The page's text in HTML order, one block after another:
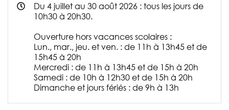
Du 4 juillet au 30 août 2026 : tous les jours de
10h30 à 20h30.
Ouverture hors vacances scolaires :
Lun., mar., jeu. et ven. : de 11h à 13h45 et de
15h45 à 20h
Mercredi : de 11h à 13h45 et de 15h à 20h
Samedi : de 10h à 12h30 et de 15h à 20h
Dimanche et jours fériés : de 9h à 13h